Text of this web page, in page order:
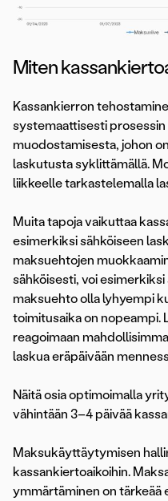
Miten
Kassankierron
systemaattisesti prosessin
muodostamisesta, johon
laskutusta syklittämällä.
liikkeelle tarkastelemalla
Muita tapoja vaikuttaa
esimerkiksi sähköiseen
maksuehtojen
sähköisesti, voi
maksuehto olla lyhyempi
toimitusaika on
reagoimaan
laskua eräpäivään
Näitä osia optimoimalla
vähintään 3–4 päivää
Maksukäyttäytymisen
kassankiertoaikoihin.
ymmärtäminen on tärkeää